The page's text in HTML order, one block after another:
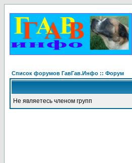
Список форумов ГавГав.Инфо :: Форум
Не являетесь членом групп